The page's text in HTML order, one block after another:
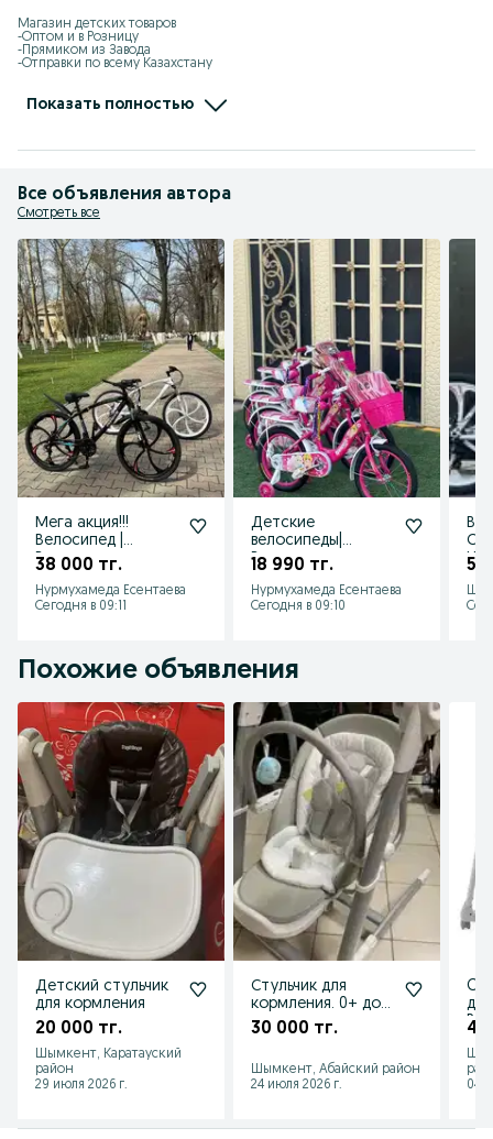
Магазин детских товаров
-Оптом и в Розницу
-Прямиком из Завода
-Отправки по всему Казахстану
-Без выходных с 10:00-22:00
-Доставка по городу Шымкент бесплатно
Показать полностью
Все объявления автора
Смотреть все
Мега акция!!!
Велосипед |
Велосипеды
Оптом и в
розницу| BMX
38 000 тг.
Нурмухамеда Есентаева
Сегодня в 09:11
Детские
велосипеды|
Велосипеды для
розницу
18 990 тг.
Нурмухамеда Есентаева
Сегодня в 09:10
55
Похожие объявления
Детский стульчик
для кормления
20 000 тг.
Шымкент, Каратауский
район
29 июля 2026 г.
Стульчик для
кормления. 0+ до 5
лет
30 000 тг.
Шымкент, Абайский район
24 июля 2026 г.
40
04